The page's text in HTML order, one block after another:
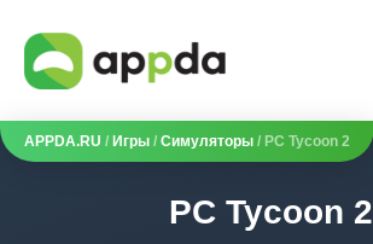
APPDA.RU / Игры / Симуляторы / PC Tycoon 2
PC Tycoon 2